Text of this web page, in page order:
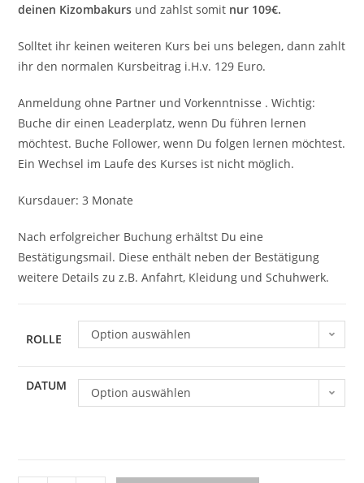
deinen Kizombakurs und zahlst somit nur 109€.
Solltet ihr keinen weiteren Kurs bei uns belegen, dann zahlt
ihr den normalen Kursbeitrag i.H.v. 129 Euro.
Anmeldung ohne Partner und Vorkenntnisse . Wichtig:
Buche dir einen Leaderplatz, wenn Du führen lernen
möchtest. Buche Follower, wenn Du folgen lernen möchtest.
Ein Wechsel im Laufe des Kurses ist nicht möglich.
Kursdauer: 3 Monate
Nach erfolgreicher Buchung erhältst Du eine
Bestätigungsmail. Diese enthält neben der Bestätigung
weitere Details zu z.B. Anfahrt, Kleidung und Schuhwerk.
ROLLE Option auswählen
DATUM Option auswählen